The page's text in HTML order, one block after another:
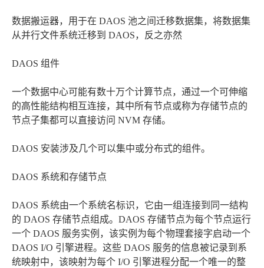
数据搬运器，用于在 DAOS 池之间迁移数据集，将数据集
从并行文件系统迁移到 DAOS，反之亦然
DAOS 组件
一个数据中心可能有数十万个计算节点，通过一个可伸缩
的高性能结构相互连接，其中所有节点或称为存储节点的
节点子集都可以直接访问 NVM 存储。
DAOS 安装涉及几个可以集中或分布式的组件。
DAOS 系统和存储节点
DAOS 系统由一个系统名标识，它由一组连接到同一结构
的 DAOS 存储节点组成。DAOS 存储节点为每个节点运行
一个 DAOS 服务实例，该实例为每个物理套接字启动一个
DAOS I/O 引擎进程。这些 DAOS 服务的信息被记录到系
统映射中，该映射为每个 I/O 引擎进程分配一个唯一的整